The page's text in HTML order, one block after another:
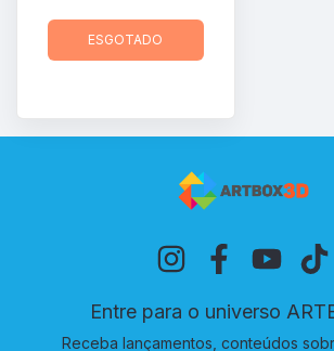
ESGOTADO
Entre para o universo
Receba lançamentos, conteúdos